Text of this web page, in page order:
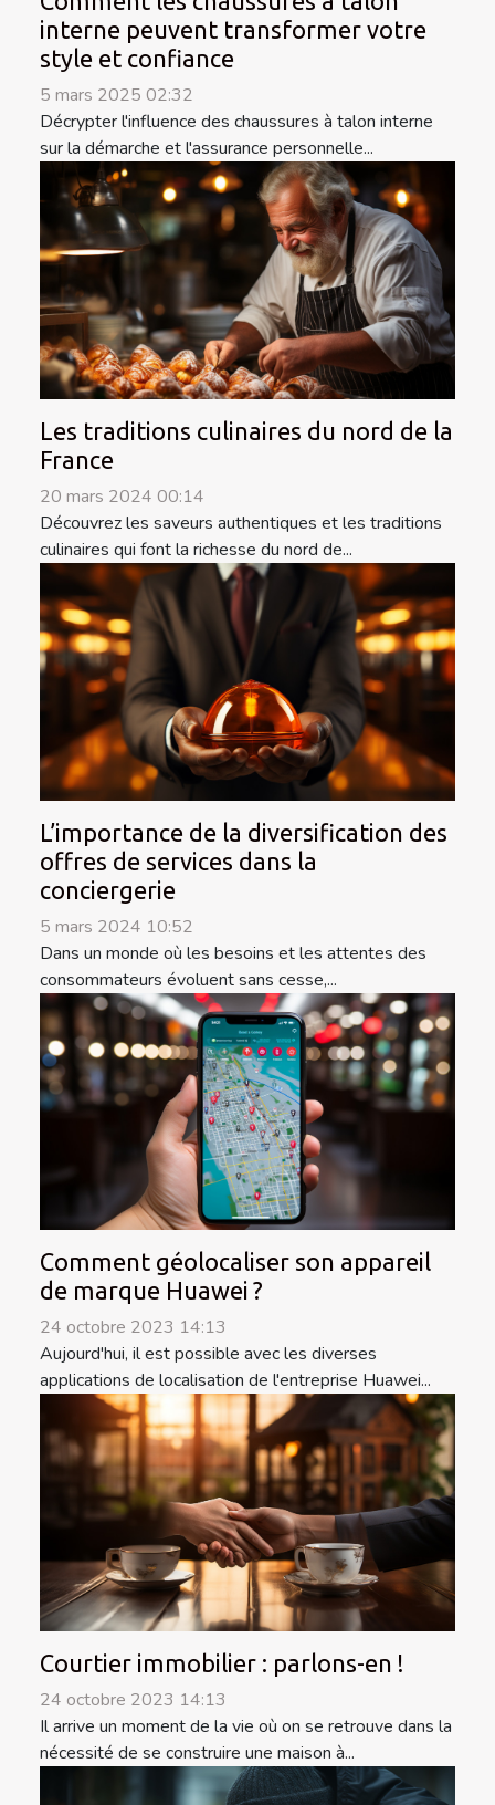
interne peuvent transformer votre
style et confiance
5 mars 2025 02:32
Décrypter l'influence des chaussures à talon interne
sur la démarche et l'assurance personnelle...
Les traditions culinaires du nord de la
France
20 mars 2024 00:14
Découvrez les saveurs authentiques et les traditions
culinaires qui font la richesse du nord de...
L’importance de la diversification des
offres de services dans la
conciergerie
5 mars 2024 10:52
Dans un monde où les besoins et les attentes des
consommateurs évoluent sans cesse,...
Comment géolocaliser son appareil
de marque Huawei ?
24 octobre 2023 14:13
Aujourd'hui, il est possible avec les diverses
applications de localisation de l'entreprise Huawei...
Courtier immobilier : parlons-en !
24 octobre 2023 14:13
Il arrive un moment de la vie où on se retrouve dans la
nécessité de se construire une maison à...